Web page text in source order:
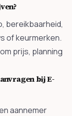
bereikbaarheid,
of keurmerken.
prijs, planning
bij E-
aannemer